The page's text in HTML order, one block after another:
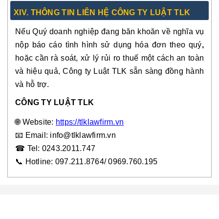
XIV. THÔNG TIN LIÊN HỆ CÔNG TY LUẬT TLK
Nếu Quý doanh nghiệp đang băn khoăn về nghĩa vụ
nộp báo cáo tình hình sử dụng hóa đơn theo quý,
hoặc cần rà soát, xử lý rủi ro thuế một cách an toàn
và hiệu quả,Công ty Luật TLK sẵn sàng đồng hành
và hỗ trợ.
CÔNG TY LUẬT TLK
🌐Website: https://tlklawfirm.vn
📧 Email: info@tlklawfirm.vn
☎ Tel: 0243.2011.747
📞 Hotline: 097.211.8764/ 0969.760.195